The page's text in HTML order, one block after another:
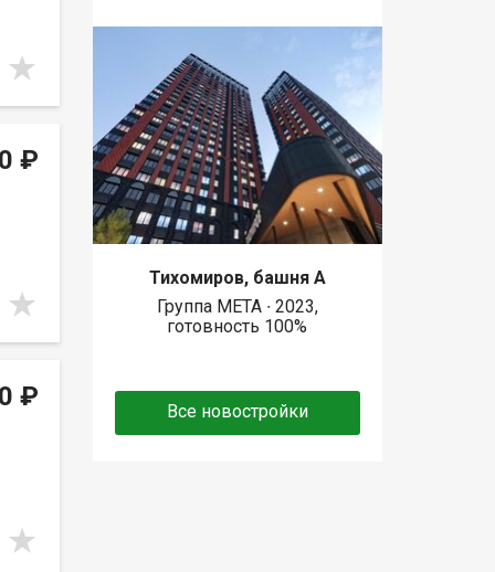
₽
₽
Тихомиров, башня А
Группа МЕТА ∙ 2023,
готовность 100%
Все новостройки